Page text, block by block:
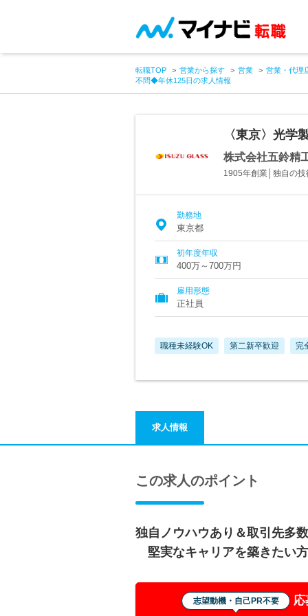
転職TOP 営業から探す 営業
営業・代理
不問◆年休125日の求人情報
〈東京〉光
株式会社五鈴精
1905年創業│独自の
勤務地
東京都
初年度年収
400万～700万円
雇用形態
正社員
職種未経験OK 第二新卒歓迎 完
求人情報
この求人のポイント
独自ノウハウあり＆取
堅実なキャリアを築きたい
志望動機・自己PR不要